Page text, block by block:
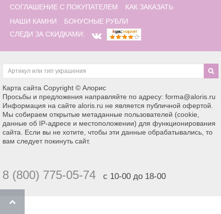
СОГЛАШЕНИЕ С ПОКУПАТЕЛЕМ
КАК ЗАКАЗАТЬ
НАШИ КАМНИ
БОНУСНЫЕ РУБЛИ
СЛЕДИ ЗА СКИДКАМИ:
Карта сайта Copyright © Алорис
Просьбы и предложения направляйте по адресу: forma@aloris.ru
Информация на сайте aloris.ru не является публичной офертой.
Мы собираем открытые метаданные пользователей (cookie,
данные об IP-адресе и местоположении) для функционирования
сайта. Если вы не хотите, чтобы эти данные обрабатывались, то
вам следует покинуть сайт.
8 (800) 775-05-74 с 10-00 до 18-00